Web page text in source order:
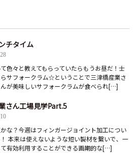
チタイム
色々と教えてもらっていたらもうお昼だ！士
サフォークラム☆ということで三津橋産業さ
が美味しいサフォークラムが食べられ[…]
さん工場見学Part.5
な？今週はフィンガージョイント加工につい
本来は使えないような短い製材を繋いで、一
有効利用することができる画期的な[…]